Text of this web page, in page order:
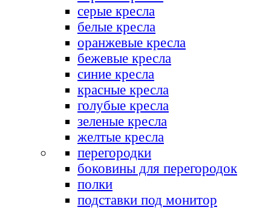
серые кресла
белые кресла
оранжевые кресла
бежевые кресла
синие кресла
красные кресла
голубые кресла
зеленые кресла
желтые кресла
перегородки
боковины для перегородок
полки
подставки под монитор